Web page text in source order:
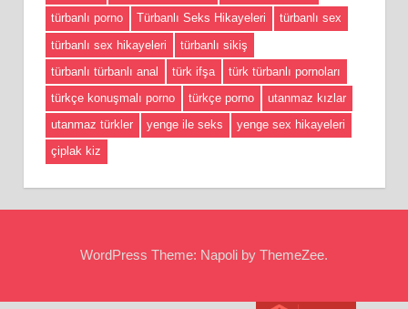
türbanlı porno
Türbanlı Seks Hikayeleri
türbanlı sex
türbanlı sex hikayeleri
türbanlı sikiş
türbanlı türbanlı anal
türk ifşa
türk türbanlı pornoları
türkçe konuşmalı porno
türkçe porno
utanmaz kızlar
utanmaz türkler
yenge ile seks
yenge sex hikayeleri
çiplak kiz
WordPress Theme: Napoli by ThemeZee.